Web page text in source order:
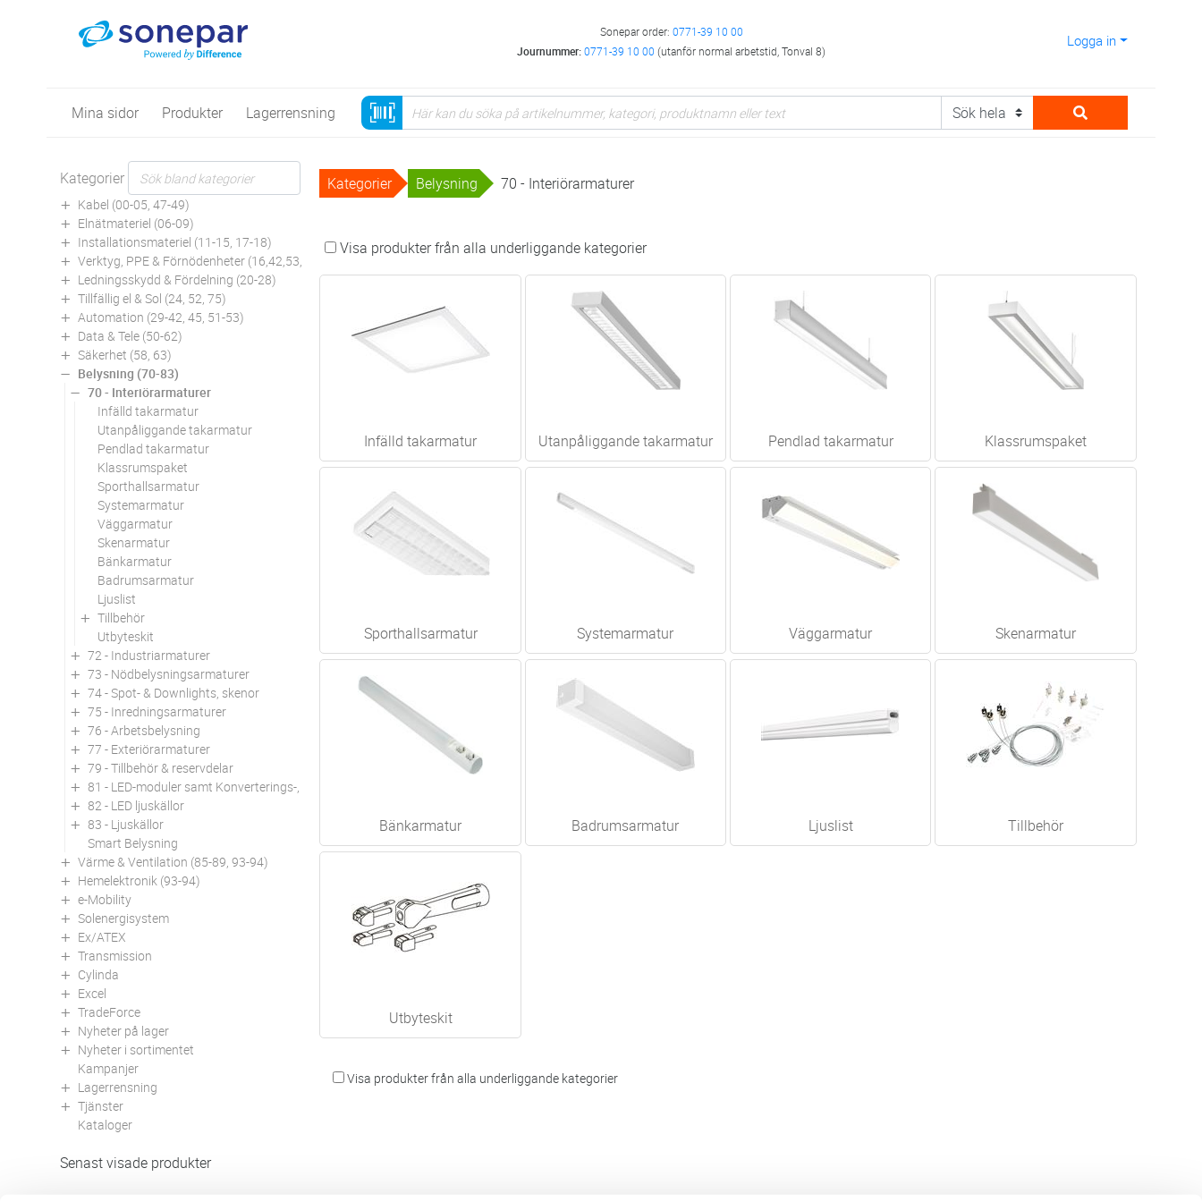
Sonepar order: 0771-39 10 00
Journummer:0771-39 10 00 (utanför normal arbetstid, Tonval 8)
Logga in
Mina sidor Produkter Lagerrensning
Kategorier
Kabel (00-05, 47-49)
Elnätmateriel (06-09)
Installationsmateriel (11-15, 17-18)
Verktyg, PPE & Förnödenheter (16,42,53,94)
Ledningsskydd & Fördelning (20-28)
Tillfällig el & Sol (24, 52, 75)
Automation (29-42, 45, 51-53)
Data & Tele (50-62)
Säkerhet (58, 63)
Belysning (70-83)
70 - Interiörarmaturer
Infälld takarmatur
Utanpåliggande takarmatur
Pendlad takarmatur
Klassrumspaket
Sporthallsarmatur
Systemarmatur
Väggarmatur
Skenarmatur
Bänkarmatur
Badrumsarmatur
Ljuslist
Tillbehör
Utbyteskit
72 - Industriarmaturer
73 - Nödbelysningsarmaturer
74 - Spot- & Downlights, skenor
75 - Inredningsarmaturer
76 - Arbetsbelysning
77 - Exteriörarmaturer
79 - Tillbehör & reservdelar
81 - LED-moduler samt Konverterings-, utbytes- och ombyggnadssatser
82 - LED ljuskällor
83 - Ljuskällor
Smart Belysning
Värme & Ventilation (85-89, 93-94)
Hemelektronik (93-94)
e-Mobility
Solenergisystem
Ex/ATEX
Transmission
Cylinda
Excel
TradeForce
Nyheter på lager
Nyheter i sortimentet
Kampanjer
Lagerrensning
Tjänster
Kataloger
Senast visade produkter
Kategorier Belysning 70 - Interiörarmaturer
Visa produkter från alla underliggande kategorier
Infälld takarmatur Utanpåliggande takarmatur Pendlad takarmatur Klassrumspaket
Sporthallsarmatur Systemarmatur Väggarmatur Skenarmatur
Bänkarmatur Badrumsarmatur Ljuslist Tillbehör
Utbyteskit
Visa produkter från alla underliggande kategorier